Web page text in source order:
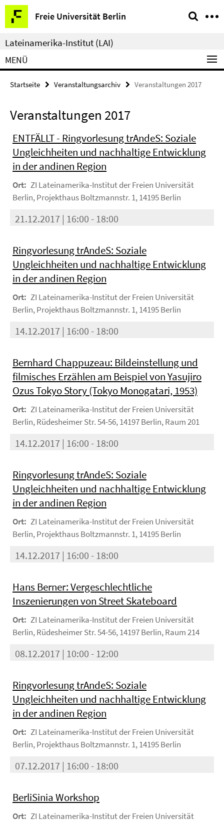
Springe
direkt
zu
Inhalt
Freie Universität Berlin
Service-
Navigation
Lateinamerika-Institut (LAI)
MENÜ
Startseite Veranstaltungsarchiv Veranstaltungen 2017
Veranstaltungen 2017
ENTFÄLLT - Ringvorlesung trAndeS: Soziale
Ungleichheiten und nachhaltige Entwicklung
in der andinen Region
Ort: ZI Lateinamerika-Institut der Freien Universität
Berlin, Projekthaus Boltzmannstr. 1, 14195 Berlin
21.12.2017 | 16:00 - 18:00
Ringvorlesung trAndeS: Soziale
Ungleichheiten und nachhaltige Entwicklung
in der andinen Region
Ort: ZI Lateinamerika-Institut der Freien Universität
Berlin, Projekthaus Boltzmannstr. 1, 14195 Berlin
14.12.2017 | 16:00 - 18:00
Bernhard Chappuzeau: Bildeinstellung und
filmisches Erzählen am Beispiel von Yasujiro
Ozus Tokyo Story (Tokyo Monogatari, 1953)
Ort: ZI Lateinamerika-Institut der Freien Universität
Berlin, Rüdesheimer Str. 54-56, 14197 Berlin, Raum 201
14.12.2017 | 16:00 - 18:00
Ringvorlesung trAndeS: Soziale
Ungleichheiten und nachhaltige Entwicklung
in der andinen Region
Ort: ZI Lateinamerika-Institut der Freien Universität
Berlin, Projekthaus Boltzmannstr. 1, 14195 Berlin
14.12.2017 | 16:00 - 18:00
Hans Berner: Vergeschlechtliche
Inszenierungen von Street Skateboard
Ort: ZI Lateinamerika-Institut der Freien Universität
Berlin, Rüdesheimer Str. 54-56, 14197 Berlin, Raum 214
08.12.2017 | 10:00 - 12:00
Ringvorlesung trAndeS: Soziale
Ungleichheiten und nachhaltige Entwicklung
in der andinen Region
Ort: ZI Lateinamerika-Institut der Freien Universität
Berlin, Projekthaus Boltzmannstr. 1, 14195 Berlin
07.12.2017 | 16:00 - 18:00
BerliSinia Workshop
Ort: ZI Lateinamerika-Institut der Freien Universität